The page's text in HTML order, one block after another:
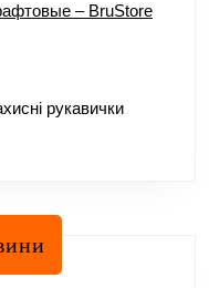
– BruStore
рукавички